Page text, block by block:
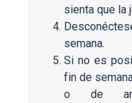
sienta que la
semana.
Si no es
fin de
o de